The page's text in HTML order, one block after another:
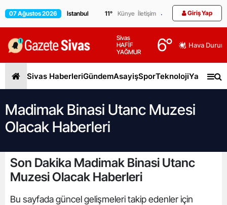
07 Ağustos 2026 11° Künye İletişim Giriş Yap
Sivas
HAFİF
YAĞMUR
6° Hava
Sivas HaberleriGündemAsayişSporTeknolojiYaşam
Madimak Binasi Utanc Muzesi
Olacak Haberleri
Son Dakika Madimak Binasi Utanc
Muzesi Olacak Haberleri
Bu sayfada güncel gelişmeleri takip edenler için